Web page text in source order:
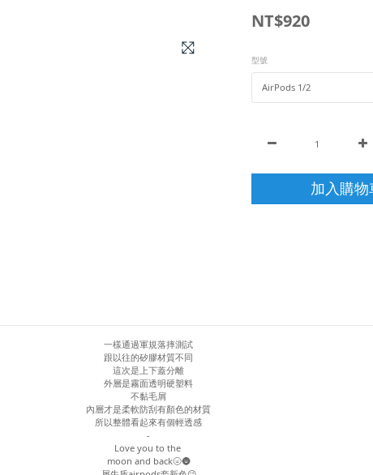
NT$920
型號
加入購物
一樣通過軍規落摔測試
跟以往的矽膠材質不同
這次是上下蓋分離
外層是霧面透明硬塑料
不黏毛屑
內層才是柔軟防刮有顏色的材質
所以整體看起來有個輕透感
-
Love you to the
moon and back🌝🌚